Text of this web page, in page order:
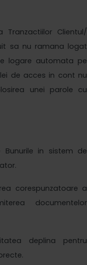
Tranzactiilor Clientul/
sa nu ramana logat
logare automata pe
de acces in cont nu
unei parole cu
Bunurile in sistem de
corespunzatoare a
documentelor
deplina pentru